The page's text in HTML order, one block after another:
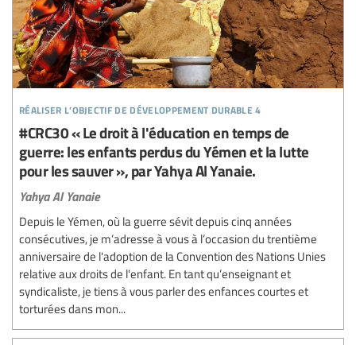
réaliser l’objectif de développement durable 4
#CRC30 « Le droit à l'éducation en temps de
guerre: les enfants perdus du Yémen et la lutte
pour les sauver », par Yahya Al Yanaie.
Yahya Al Yanaie
Depuis le Yémen, où la guerre sévit depuis cinq années
consécutives, je m’adresse à vous à l’occasion du trentième
anniversaire de l'adoption de la Convention des Nations Unies
relative aux droits de l'enfant. En tant qu’enseignant et
syndicaliste, je tiens à vous parler des enfances courtes et
torturées dans mon...